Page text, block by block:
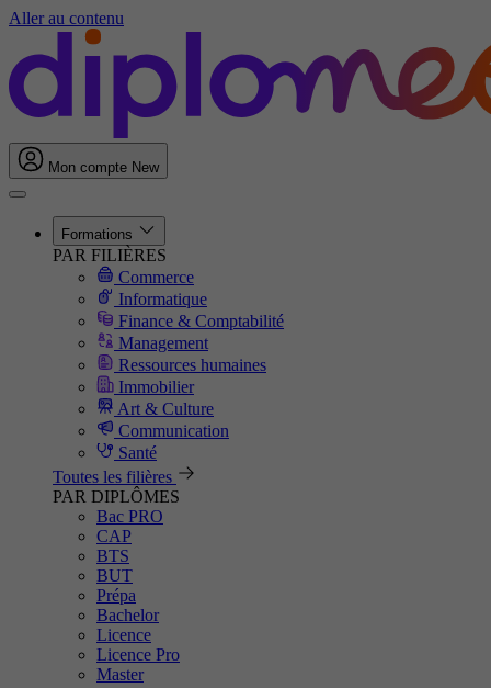
Aller au contenu
Mon compte New
Formations
PAR FILIÈRES
Commerce
Informatique
Finance & Comptabilité
Management
Ressources humaines
Immobilier
Art & Culture
Communication
Santé
Toutes les filières
PAR DIPLÔMES
Bac PRO
CAP
BTS
BUT
Prépa
Bachelor
Licence
Licence Pro
Master